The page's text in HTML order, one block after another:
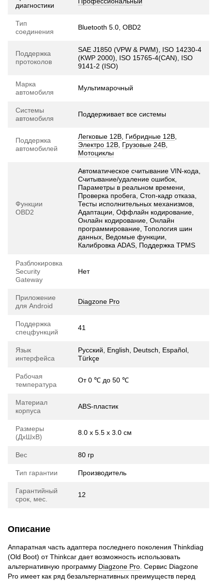
диагностики
Тип
соединения
Bluetooth 5.0, OBD2
Поддержка
протоколов
SAE J1850 (VPW & PWM), ISO 14230-4
(KWP 2000), ISO 15765-4(CAN), ISO
9141-2 (ISO)
Марка
автомобиля
Мультимарочный
Системы
автомобиля
Поддерживает все системы
Поддержка
автомобилей
Легковые 12В Гибридные 12В
Электро 12В Грузовые 24В
Мотоциклы
Функции
OBD2
Автоматическое считывание VIN-кода,
Считывание/удаление ошибок,
Параметры в реальном времени,
Проверка пробега, Стоп-кадр отказа,
Тесты исполнительных механизмов,
Адаптации, Оффлайн кодирование,
Онлайн кодирование, Онлайн
программирование, Топология шин
данных, Ведомые функции,
Калибровка ADAS, Поддержка TPMS
Разблокировка
Security
Gateway
Нет
Приложение
для Android
Diagzone Pro
Поддержка
спецфункций
41
Язык
интерфейса
Русский, English, Deutsch, Español,
Türkçe
Рабочая
температура
От 0 ℃ до 50 ℃
Материал
корпуса
ABS-пластик
Размеры
(ДхШхВ)
8.0 х 5.5 х 3.0 см
Вес 80 гр
Тип гарантии Производитель
Гарантийный
срок, мес.
12
Описание
Аппаратная часть адаптера последнего поколения Thinkdiag
(Old Boot) от Thinkcar дает возможность использовать
альтернативную программу Diagzone Pro . Сервис Diagzone
Pro имеет как ряд безальтернативных преимуществ перед